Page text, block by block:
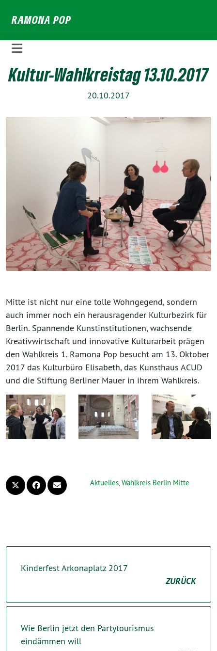
zumRAMONA POP
Kultur-Wahlkreistag 13.10.2017
20.10.2017
Mitte ist nicht nur eine tolle Wohngegend, sondern
auch immer noch ein herausragender Kulturbezirk für
Berlin. Spannende Kunstinstitutionen, wachsende
Kreativwirtschaft und innovative Kulturarbeit prägen
den Wahlkreis 1. Ramona Pop besucht am 13. Oktober
2017 das Kulturbüro Elisabeth, das Kunsthaus ACUD
und die Stiftung Berliner Mauer in ihrem Wahlkreis.
Aktuelles,Wahlkreis Berlin Mitte
Kinderfest Arkonaplatz 2017
ZURÜCK
Wie Berlin jetzt den Partytourismus
eindämmen will